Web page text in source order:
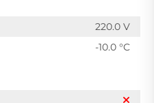
220.0 V
-10.0 °C